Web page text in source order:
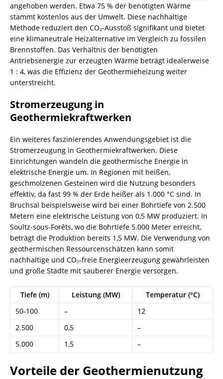
angehoben werden. Etwa 75 % der benötigten Wärme
stammt kostenlos aus der Umwelt. Diese nachhaltige
Methode reduziert den CO₂-Ausstoß signifikant und bietet
eine klimaneutrale Heizalternative im Vergleich zu fossilen
Brennstoffen. Das Verhältnis der benötigten
Antriebsenergie zur erzeugten Wärme beträgt idealerweise
1 : 4, was die Effizienz der Geothermieheizung weiter
unterstreicht.
Stromerzeugung in
Geothermiekraftwerken
Ein weiteres faszinierendes Anwendungsgebiet ist die
Stromerzeugung in Geothermiekraftwerken. Diese
Einrichtungen wandeln die geothermische Energie in
elektrische Energie um. In Regionen mit heißen,
geschmolzenen Gesteinen wird die Nutzung besonders
effektiv, da fast 99 % der Erde heißer als 1.000 °C sind. In
Bruchsal beispielsweise wird bei einer Bohrtiefe von 2.500
Metern eine elektrische Leistung von 0,5 MW produziert. In
Soultz-sous-Forêts, wo die Bohrtiefe 5.000 Meter erreicht,
beträgt die Produktion bereits 1,5 MW. Die Verwendung von
geothermischen Ressourcenschätzen kann somit
nachhaltige und CO₂-freie Energieerzeugung gewährleisten
und große Städte mit sauberer Energie versorgen.
Tiefe (m) Leistung (MW)
Temperatur (°C)
50-100
–
12
2.500
0,5
–
5.000
1,5 –
Vorteile der Geothermienutzung